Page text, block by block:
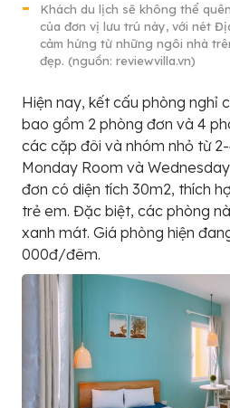
Khách du lịch sẽ không thể
của đơn vị lưu trú này, với nét
cảm hứng từ những ngôi nhà
đẹp. (nguồn: reviewvilla.vn)
Hiện nay, kết cấu phòng nghỉ
bao gồm 2 phòng đơn và 4
các cặp đôi và nhóm nhỏ từ
Monday Room và
đơn có diện tích 30m2, thích
trẻ em. Đặc biệt, các phòng
xanh mát. Giá phòng hiện
000đ/đêm.